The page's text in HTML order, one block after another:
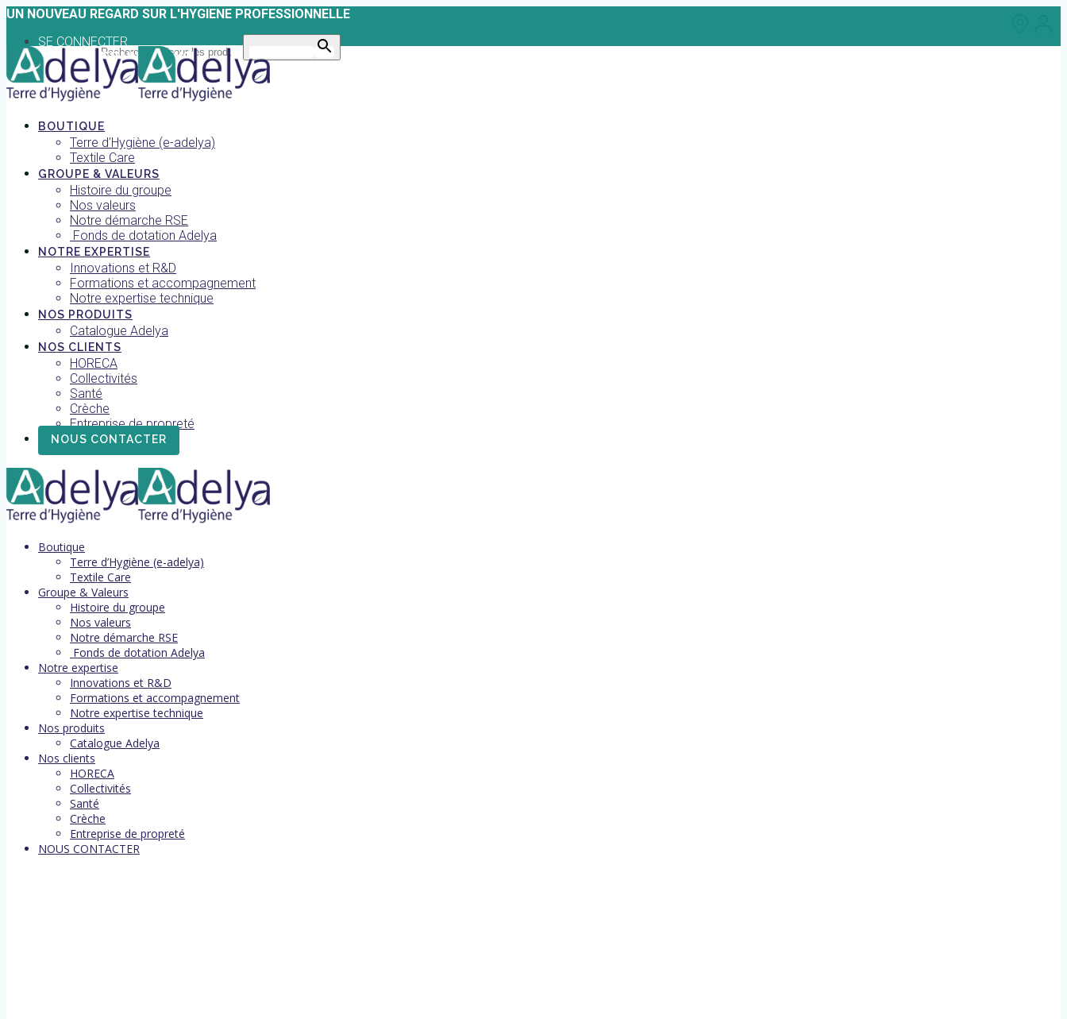
Skip
content
UN NOUVEAU REGARD SUR L'HYGIENE PROFESSIONNELLE
Search for:
SE CONNECTER
TROUVER UNE AGENCE
BOUTIQUE
Terre d’Hygiène (e-adelya)
Textile Care
GROUPE & VALEURS
Histoire du groupe
Nos valeurs
Notre démarche RSE
Fonds de dotation Adelya
NOTRE EXPERTISE
Innovations et R&D
Formations et accompagnement
Notre expertise technique
NOS PRODUITS
Catalogue Adelya
NOS CLIENTS
HORECA
Collectivités
Santé
Crèche
Entreprise de propreté
NOUS CONTACTER
Boutique
Terre d’Hygiène (e-adelya)
Textile Care
Groupe & Valeurs
Histoire du groupe
Nos valeurs
Notre démarche RSE
Fonds de dotation Adelya
Notre expertise
Innovations et R&D
Formations et accompagnement
Notre expertise technique
Nos produits
Catalogue Adelya
Nos clients
HORECA
Collectivités
Santé
Crèche
Entreprise de propreté
NOUS CONTACTER